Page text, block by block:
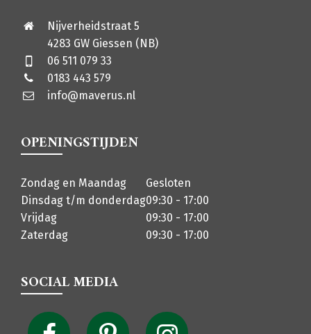
Nijverheidstraat 5
4283 GW Giessen (NB)
06 511 079 33
0183 443 579
info@maverus.nl
OPENINGSTIJDEN
Zondag en Maandag
Gesloten
Dinsdag t/m donderdag09:30 - 17:00
Vrijdag
09:30 - 17:00
Zaterdag
09:30 - 17:00
SOCIAL MEDIA